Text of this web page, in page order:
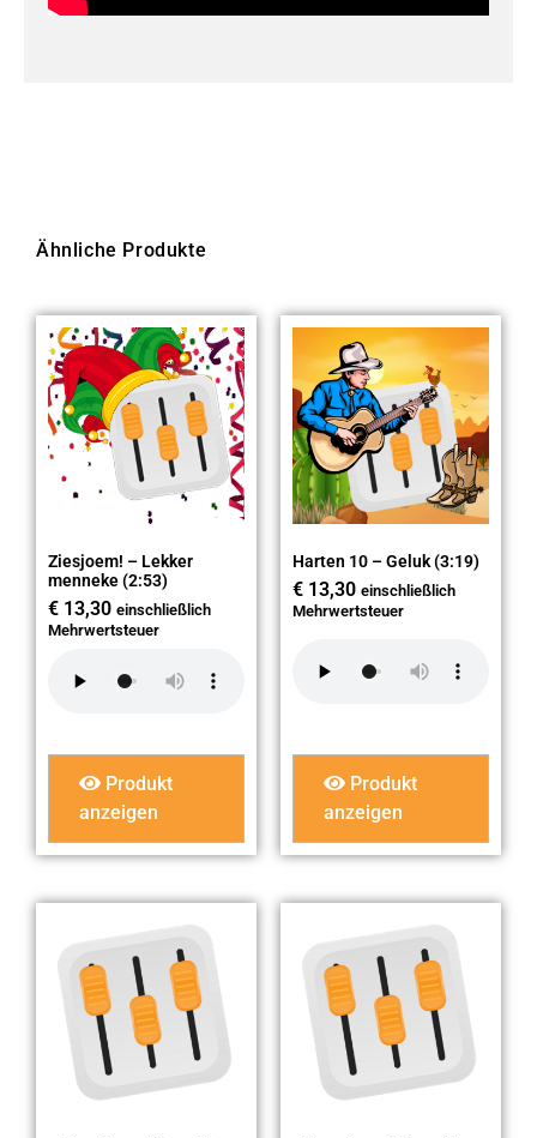
Ähnliche Produkte
Ziesjoem! – Lekker
menneke (2:53)
€ 13,30 einschließlich
Mehrwertsteuer
Produkt
anzeigen
Harten 10 – Geluk (3:19)
€ 13,30 einschließlich
Mehrwertsteuer
Produkt
anzeigen